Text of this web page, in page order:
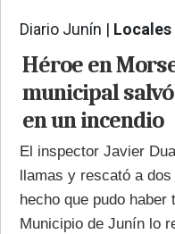
Diario Junín | Locales
Héroe en
municipal
en un incendio
El inspector Javier
llamas y rescató a
hecho que pudo haber
Municipio de Junín lo